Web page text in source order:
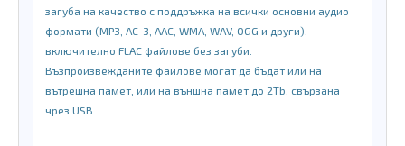
загуба на качество с поддръжка на всички основни аудио
формати (MP3, AC-3, AAC, WMA, WAV, OGG и други),
включително FLAC файлове без загуби.
Възпроизвежданите файлове могат да бъдат или на
вътрешна памет, или на външна памет до 2Tb, свързана
чрез USB.